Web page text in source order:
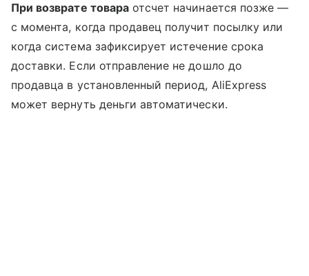
При возврате товараотсчет начинается позже —
с момента, когда продавец получит посылку или
когда система зафиксирует истечение срока
доставки. Если отправление не дошло до
продавца в установленный период, AliExpress
может вернуть деньги автоматически.